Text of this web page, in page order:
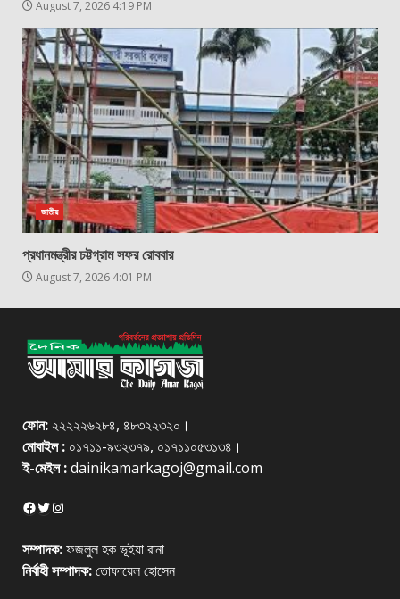
August 7, 2026 4:19 PM
জাতীয়
প্রধানমন্ত্রীর চট্টগ্রাম সফর রোববার
August 7, 2026 4:01 PM
ফোন: ২২২২২৬২৮৪, ৪৮৩২২৩২০।
মোবাইল : ০১৭১১-৯৩২৩৭৯, ০১৭১১০৫৩১৩৪।
ই-মেইল :dainikamarkagoj@gmail.com
Facebook
Twitter
Instagram
সম্পাদক:ফজলুল হক ভূইয়া রানা
নির্বাহী সম্পাদক:তোফায়েল হোসেন